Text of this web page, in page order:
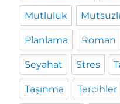
Mutluluk
Planlama Roman
Seyahat Stres
Taşınma Tercihler